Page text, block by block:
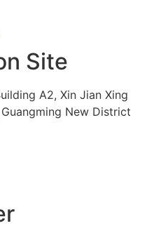
Site
A2, Xin Jian Xing
New District